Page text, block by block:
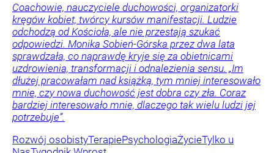
Coachowie, nauczyciele duchowości, organizatorki
kręgów kobiet, twórcy kursów manifestacji. Ludzie
odchodzą od Kościoła, ale nie przestają szukać
odpowiedzi. Monika Sobień-Górska przez dwa lata
sprawdzała, co naprawdę kryje się za obietnicami
uzdrowienia, transformacji i odnalezienia sensu. „Im
dłużej pracowałam nad książką, tym mniej interesowało
mnie, czy nowa duchowość jest dobra czy zła. Coraz
bardziej interesowało mnie, dlaczego tak wielu ludzi jej
potrzebuje”.
Rozwój osobistyTerapiePsychologiaŻycieTylko u